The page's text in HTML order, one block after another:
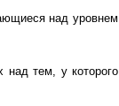
над уровнем
над тем, у которого